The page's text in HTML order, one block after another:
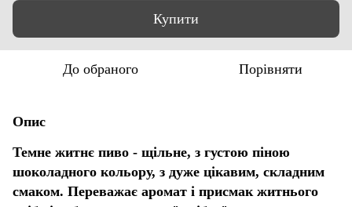
Купити
До обраного Порівняти
Опис
Темне житнє пиво - щільне, з густою піною
шоколадного кольору, з дуже цікавим, складним
смаком. Переважає аромат і присмак житнього